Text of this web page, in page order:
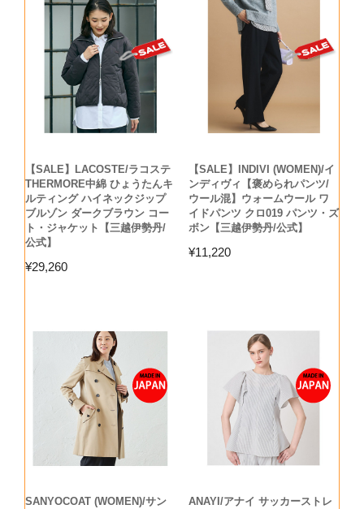
【SALE】LACOSTE/ラコステ
THERMORE中綿 ひょうたんキ
ルティング ハイネックジップ
ブルゾン ダークブラウン コー
ト・ジャケット【三越伊勢丹/
公式】
¥29,260
【SALE】INDIVI (WOMEN)/イ
ンディヴィ【褒められパンツ/
ウール混】ウォームウール ワ
イドパンツ クロ019 パンツ・ズ
ボン【三越伊勢丹/公式】
¥11,220
SANYOCOAT (WOMEN)/サン
ANAYI/アナイ サッカーストレ